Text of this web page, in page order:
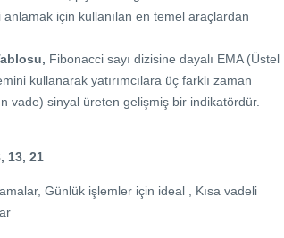
için kullanılan en temel araçlardan
Fibonacci sayı dizisine dayalı EMA (Üstel
kullanarak yatırımcılara üç farklı zaman
vade) sinyal üreten gelişmiş bir indikatördür.
13, 21
Günlük işlemler için ideal , Kısa vadeli